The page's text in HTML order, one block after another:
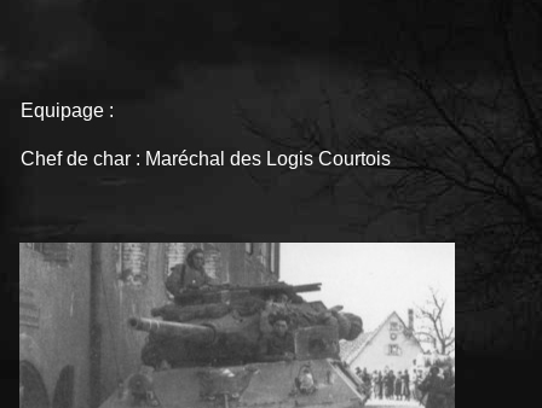
Equipage :
Chef de char : Maréchal des Logis Courtois